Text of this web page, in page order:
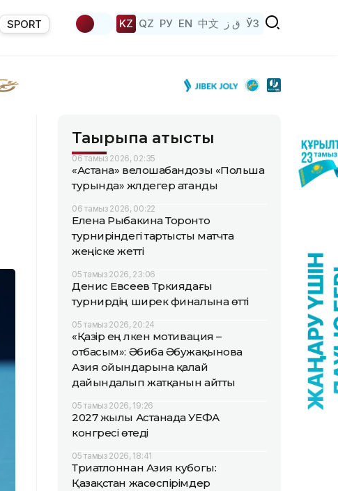
SPORT KZ QZ РУ EN 中文 ق ز ЎЗ
Тақырыпқа қатысты
06 тамыз 2026, 02:35
«Астана» велошабандозы «Польша
турында» жүлдегер атанды
06 тамыз 2026, 00:22
Елена Рыбакина Торонто
турниріндегі тартысты матчта
жеңіске жетті
05 тамыз 2026, 23:06
Денис Евсеев Түркиядағы
турнирдің ширек финалына өтті
05 тамыз 2026, 20:24
«Қазір ең үлкен мотивация –
отбасым»: Әбиба Әбужақынова
Азия ойындарына қалай
дайындалып жатқанын айтты
05 тамыз 2026, 19:26
2027 жылы Астанада УЕФА
конгресі өтеді
05 тамыз 2026, 18:41
Триатлоннан Азия кубогы:
Қазақстан жасөспірімдер